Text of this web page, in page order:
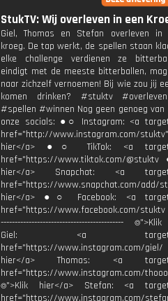
StukTV: Wij overleven in een
Giel, Thomas en Stefan overleven in
kroeg. De tap werkt, de spellen staan
elke challenge verdienen ze
eindigt met de meeste bitterballen,
naar zichzelf vernoemen! Bij wie zou jij
komen drinken? #stuktv
#spellen #winnen Nog geen genoeg van
onze socials: ●○ Instagram: <a
href="http://www.instagram.com/
hier</a> ●○ TikTok: <a
href="https://www.tiktok.com/
hier</a> Snapchat: <a
href="https://www.snapchat.com/add/
hier</a> ●○ Facebook: <a
href="https://www.facebook.com/stuktv
--------------------------------------------
Giel: <a
href="https://www.instagram.com/
hier</a> Thomas: <a
href="https://www.instagram.com/
⌾">Klik hier</a> Stefan: <a
href="https://www.instagram.com/